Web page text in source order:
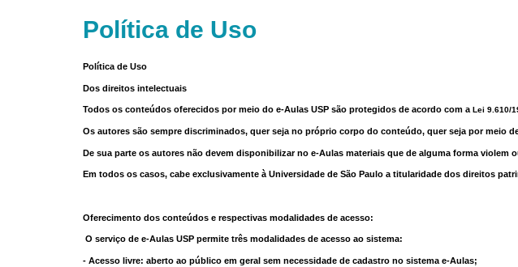
Política de Uso
Política de Uso
Dos direitos intelectuais
Todos os conteúdos oferecidos por meio do e-Aulas USP são protegidos de acordo com a Lei 9.610/
Os autores são sempre discriminados, quer seja no próprio corpo do conteúdo, quer seja por meio
De sua parte os autores não devem disponibilizar no e-Aulas materiais que de alguma forma
Em todos os casos, cabe exclusivamente à Universidade de São Paulo a titularidade dos direitos
Oferecimento dos conteúdos e respectivas modalidades de acesso:
O serviço de e-Aulas USP permite três modalidades de acesso ao sistema:
- Acesso livre: aberto ao público em geral sem necessidade de cadastro no sistema e-Aulas;